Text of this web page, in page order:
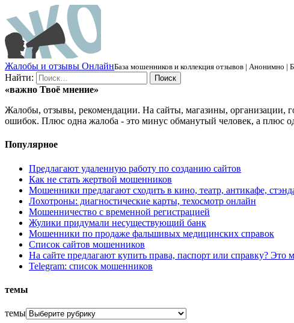
Жалобы и отзывы ОнлайнБаза мошенников и коллекция отзывов | Анонимно |
Найти:
«важно Твоё мнение»
Жалобы, отзывы, рекомендации. На сайты, магазины, организации,
ошибок. Плюс одна жалоба - это минус обманутый человек, а плюс
Популярное
Предлагают удаленную работу по созданию сайтов
Как не стать жертвой мошенников
Мошенники предлагают сходить в кино, театр, антикафе,
Лохотроны: диагностические карты, техосмотр онлайн
Мошенничество с временной регистрацией
Жулики придумали несуществующий банк
Мошенники по продаже фальшивых медицинских справок
Список сайтов мошенников
На сайте предлагают купить права, паспорт или справку? Это
Telegram: список мошенников
темы
темы